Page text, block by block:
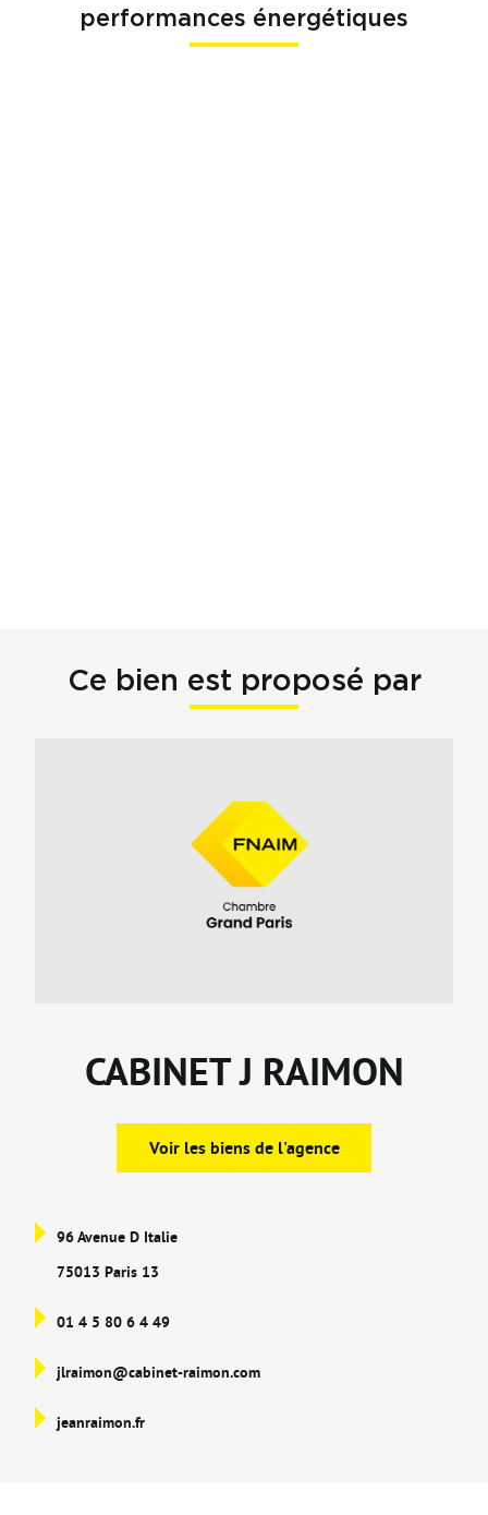
performances énergétiques
Ce bien est proposé par
CABINET J RAIMON
Voir les biens de l'agence
96 Avenue D Italie
75013 Paris 13
01 4 5 80 6 4 49
jlraimon@cabinet-raimon.com
jeanraimon.fr